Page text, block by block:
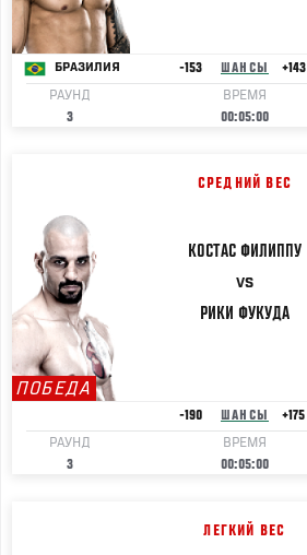
БРАЗИЛИЯ -153 ШАНСЫ +143
РАУНД
3
ВРЕМЯ
00:05:00
СРЕДНИЙ ВЕС
ПОБЕДА
КОСТАС ФИЛИППУ
VS
РИКИ ФУКУДА
-190 ШАНСЫ
+175
РАУНД
3
ВРЕМЯ
00:05:00
ЛЕГКИЙ ВЕС